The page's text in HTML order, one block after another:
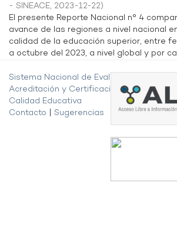
- SINEACE, 2023-12-22)
El presente Reporte Nacional n° 4
avance de las regiones a nivel nacional
calidad de la educación superior, entre
a octubre del 2023, a nivel global y por
Sistema Nacional de Evaluación,
Acreditación y Certificación de la
Calidad Educativa
Contacto
Sugerencias